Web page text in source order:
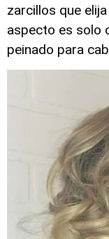
zarcillos que
aspecto es solo
peinado para